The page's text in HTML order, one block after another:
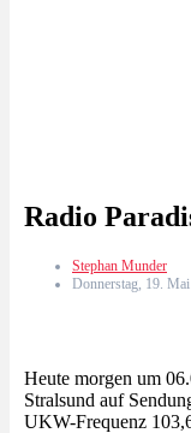
Radio
Stephan Munder
Donnerstag, 19.
Heute morgen um
Stralsund auf
UKW-Frequenz